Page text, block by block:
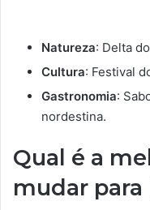
Natureza: Delta
Cultura: Festival
Gastronomia:
nordestina.
Qual é a
mudar para